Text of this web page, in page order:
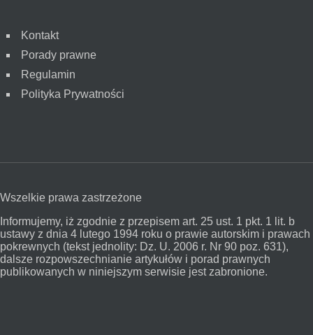
Kontakt
Porady prawne
Regulamin
Polityka Prywatności
Wszelkie prawa zastrzeżone
Informujemy, iż zgodnie z przepisem art. 25 ust. 1 pkt. 1 lit. b
ustawy z dnia 4 lutego 1994 roku o prawie autorskim i prawach
pokrewnych (tekst jednolity: Dz. U. 2006 r. Nr 90 poz. 631),
dalsze rozpowszechnianie artykułów i porad prawnych
publikowanych w niniejszym serwisie jest zabronione.